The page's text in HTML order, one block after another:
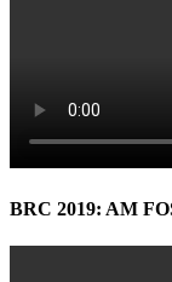
BRC 2019: AM